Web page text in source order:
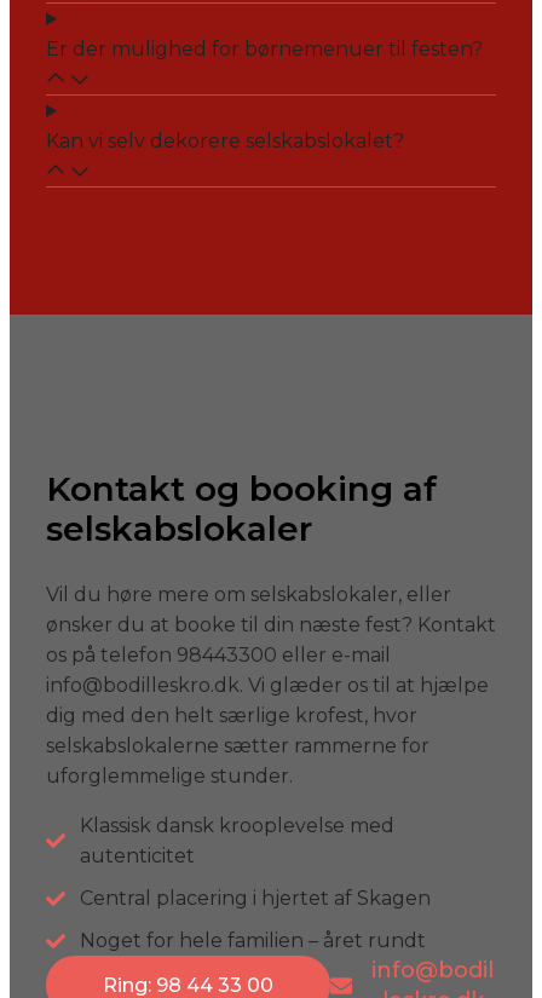
Er der mulighed for børnemenuer til festen?
Kan vi selv dekorere selskabslokalet?
Kontakt og booking af
selskabslokaler
Vil du høre mere om selskabslokaler, eller
ønsker du at booke til din næste fest? Kontakt
os på telefon 98443300 eller e-mail
info@bodilleskro.dk. Vi glæder os til at hjælpe
dig med den helt særlige krofest, hvor
selskabslokalerne sætter rammerne for
uforglemmelige stunder.
Klassisk dansk krooplevelse med
autenticitet
Central placering i hjertet af Skagen
Noget for hele familien – året rundt
Ring: 98 44 33 00
info@bodil